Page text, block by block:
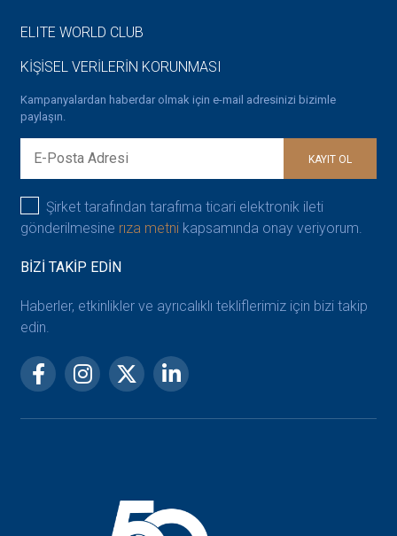
ELITE WORLD CLUB
KİŞİSEL VERİLERİN KORUNMASI
Kampanyalardan haberdar olmak için e-mail adresinizi bizimle
paylaşın.
KAYIT OL
Şirket tarafından tarafıma ticari elektronik ileti
gönderilmesine rıza metni kapsamında onay veriyorum.
BİZİ TAKİP EDİN
Haberler, etkinlikler ve ayrıcalıklı tekliflerimiz için bizi takip
edin.